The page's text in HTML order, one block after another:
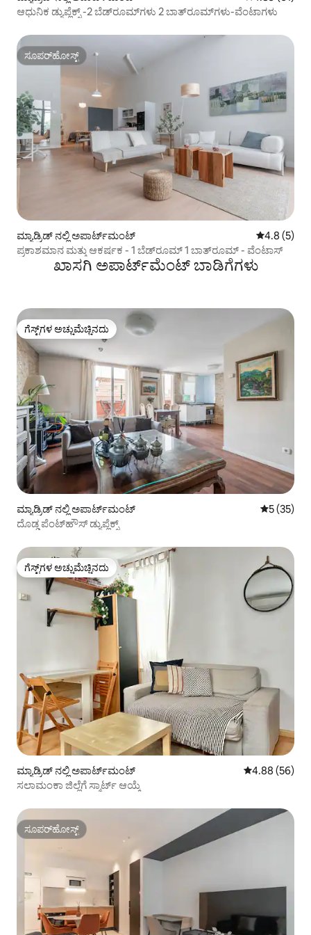
ಆಧುನಿಕ ಡ್ಯುಪ್ಲೆಕ್ಸ್ -2 ಬೆಡ್‌ರೂಮ್‌ಗಳು 2 ಬಾತ್‌ರೂಮ್‌ಗಳು-ವೆಂಟಾಗಳು
ಸೂಪರ್‌ಹೋಸ್ಟ್
ಸೂಪರ್‌ಹೋಸ್ಟ್
ಮ್ಯಾಡ್ರಿಡ್ ನಲ್ಲಿ ಅಪಾರ್ಟ್‌ಮಂಟ್ 5 ರಲ್ಲಿ 4.8
4.8 (5)
ಪ್ರಕಾಶಮಾನ ಮತ್ತು ಆಕರ್ಷಕ - 1 ಬೆಡ್‌ರೂಮ್ 1 ಬಾತ್‌ರೂಮ್ - ವೆಂಟಾಸ್
ಖಾಸಗಿ ಅಪಾರ್ಟ್‌ಮೆಂಟ್ ಬಾಡಿಗೆಗಳು
ಗೆಸ್ಟ್‌ಗಳ ಅಚ್ಚುಮೆಚ್ಚಿನದು
ಗೆಸ್ಟ್‌ಗಳ ಅಚ್ಚುಮೆಚ್ಚಿನದು
ಮ್ಯಾಡ್ರಿಡ್ ನಲ್ಲಿ ಅಪಾರ್ಟ್‌ಮಂಟ್ 5 ರಲ್ಲಿ 5
5 (35)
ದೊಡ್ಡ ಪೆಂಟ್‌ಹೌಸ್ ಡ್ಯುಪ್ಲೆಕ್ಸ್
ಗೆಸ್ಟ್‌ಗಳ ಅಚ್ಚುಮೆಚ್ಚಿನದು
ಗೆಸ್ಟ್‌ಗಳ ಅಚ್ಚುಮೆಚ್ಚಿನದು
ಮ್ಯಾಡ್ರಿಡ್ ನಲ್ಲಿ ಅಪಾರ್ಟ್‌ಮಂಟ್ 5 ರಲ್ಲಿ 4.88
4.88 (56)
ಸಲಾಮಂಕಾ ಜಿಲ್ಲೆಗೆ ಸ್ಮಾರ್ಟ್ ಆಯ್ಕೆ
ಸೂಪರ್‌ಹೋಸ್ಟ್
ಸೂಪರ್‌ಹೋಸ್ಟ್